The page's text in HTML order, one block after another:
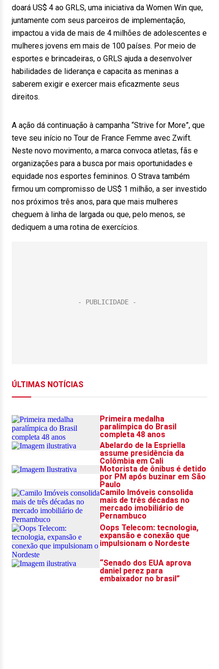
doará US$ 4 ao GRLS, uma iniciativa da Women Win que,
juntamente com seus parceiros de implementação,
impactou a vida de mais de 4 milhões de adolescentes e
mulheres jovens em mais de 100 países. Por meio de
esportes e brincadeiras, o GRLS ajuda a desenvolver
habilidades de liderança e capacita as meninas a
saberem exigir e exercer mais eficazmente seus
direitos.
A ação dá continuação à campanha “Strive for More”, que
teve seu início no Tour de France Femme avec Zwift.
Neste novo movimento, a marca convoca atletas, fãs e
organizações para a busca por mais oportunidades e
equidade nos esportes femininos. O Strava também
firmou um compromisso de US$ 1 milhão, a ser investido
nos próximos três anos, para que mais mulheres
cheguem à linha de largada ou que, pelo menos, se
dediquem a uma rotina de exercícios.